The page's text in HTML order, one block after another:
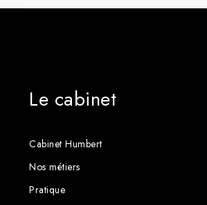
Le cabinet
Cabinet Humbert
Nos métiers
Pratique